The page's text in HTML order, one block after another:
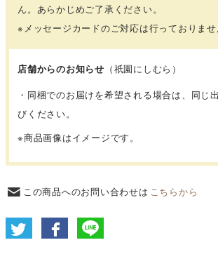
ん。あらかじめご了承ください。
※メッセージカードのご対応は行っておりませ
店舗からのお知らせ （祇園にしむら）
・同梱でのお届けを希望される場合は、同じ
びください。
※商品画像はイメージです。
この商品へのお問い合わせは こちらから